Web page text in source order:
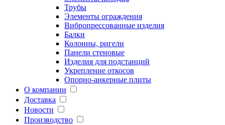
Трубы
Элементы ограждения
Вибропрессованные изделия
Балки
Колонны, ригели
Панели стеновые
Изделия для подстанций
Укрепление откосов
Опорно-анкерные плиты
О компании
Доставка
Новости
Производство